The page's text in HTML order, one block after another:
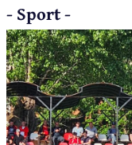
- Sport -